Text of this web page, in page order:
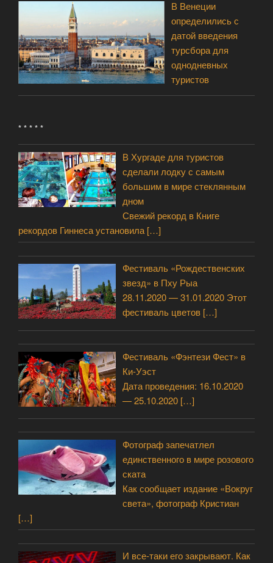
В Венеции
определились с
датой введения
турсбора для
однодневных
туристов
* * * * *
В Хургаде для туристов
сделали лодку с самым
большим в мире стеклянным
дном
Свежий рекорд в Книге
рекордов Гиннеса установила […]
Фестиваль «Рождественских
звезд» в Пху Рыа
28.11.2020 — 31.01.2020 Этот
фестиваль цветов […]
Фестиваль «Фэнтези Фест» в
Ки-Уэст
Дата проведения: 16.10.2020
— 25.10.2020 […]
Фотограф запечатлел
единственного в мире розового
ската
Как сообщает издание «Вокруг
света», фотограф Кристиан
[…]
И все-таки его закрывают. Как